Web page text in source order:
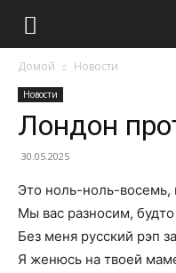
Домой Новости
Новости
Лондон
30.05.2025
Это ноль-ноль-восемь,
Мы вас разносим,
Без меня русский рэп
Я женюсь на твоей